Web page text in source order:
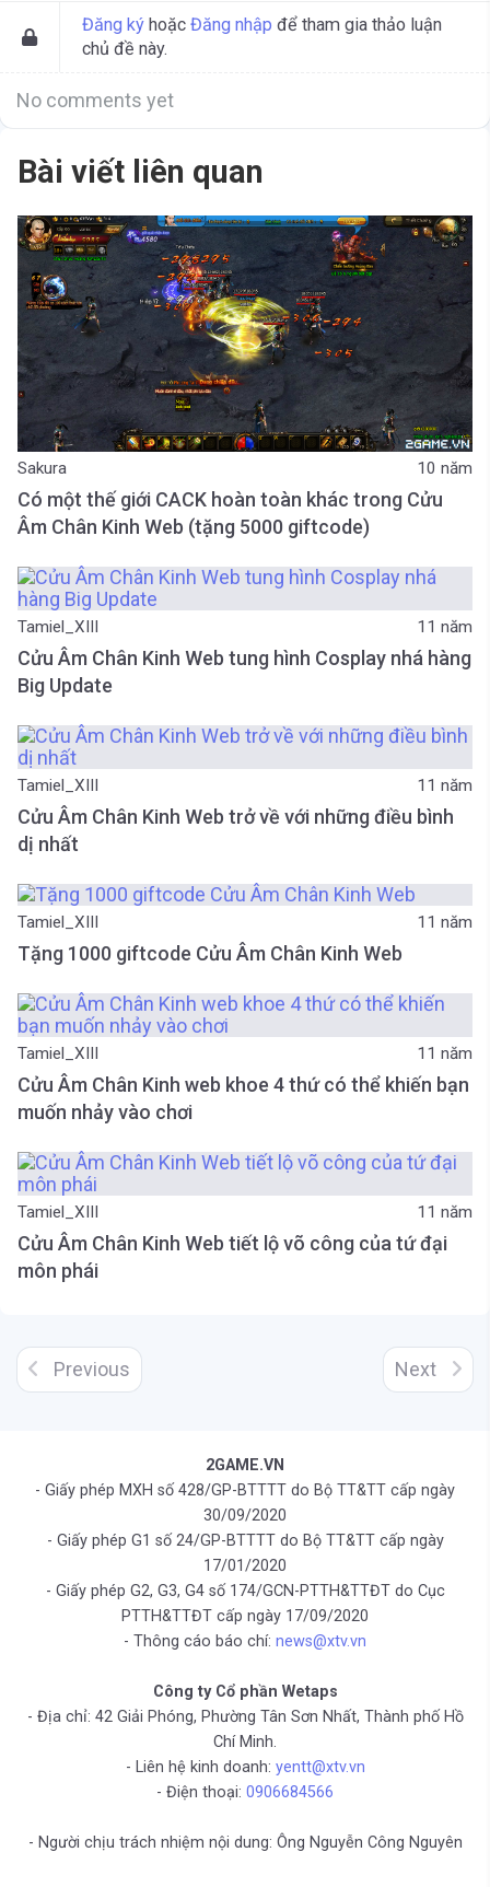
Đăng ký hoặc Đăng nhập để tham gia thảo luận
chủ đề này.
No comments yet
Bài viết liên quan
Sakura 10 năm
Có một thế giới CACK hoàn toàn khác trong Cửu
Âm Chân Kinh Web (tặng 5000 giftcode)
Tamiel_XIII 11 năm
Cửu Âm Chân Kinh Web tung hình Cosplay nhá hàng
Big Update
Tamiel_XIII 11 năm
Cửu Âm Chân Kinh Web trở về với những điều bình
dị nhất
Tamiel_XIII 11 năm
Tặng 1000 giftcode Cửu Âm Chân Kinh Web
Tamiel_XIII 11 năm
Cửu Âm Chân Kinh web khoe 4 thứ có thể khiến bạn
muốn nhảy vào chơi
Tamiel_XIII 11 năm
Cửu Âm Chân Kinh Web tiết lộ võ công của tứ đại
môn phái
Previous Next
2GAME.VN
- Giấy phép MXH số 428/GP-BTTTT do Bộ TT&TT cấp ngày
30/09/2020
- Giấy phép G1 số 24/GP-BTTTT do Bộ TT&TT cấp ngày
17/01/2020
- Giấy phép G2, G3, G4 số 174/GCN-PTTH&TTĐT do Cục
PTTH&TTĐT cấp ngày 17/09/2020
- Thông cáo báo chí: news@xtv.vn
Công ty Cổ phần Wetaps
- Địa chỉ: 42 Giải Phóng, Phường Tân Sơn Nhất, Thành phố Hồ
Chí Minh.
- Liên hệ kinh doanh: yentt@xtv.vn
- Điện thoại: 0906684566
- Người chịu trách nhiệm nội dung: Ông Nguyễn Công Nguyên